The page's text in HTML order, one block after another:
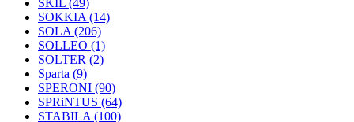
SKIL (49)
SOKKIA (14)
SOLA (206)
SOLLEO (1)
SOLTER (2)
Sparta (9)
SPERONI (90)
SPRiNTUS (64)
STABILA (100)